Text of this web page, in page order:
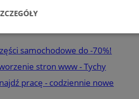
samochodowe do -70%!
stron www - Tychy
pracę - codziennie nowe
Wydajność Targetowanie
Niesklasyfikowane